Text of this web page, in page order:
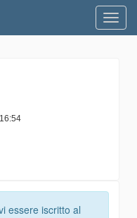
essere iscritto al